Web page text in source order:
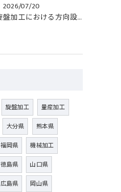
2026/07/20
旋盤加工における方向設定の基礎と実践的な加工手順のポイント
旋盤加工
量産加工
大分県
熊本県
福岡県
機械加工
徳島県
山口県
広島県
岡山県